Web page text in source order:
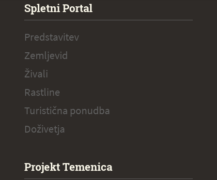
Spletni Portal
Predstavitev
Zemljevid
Živali
Rastline
Turistična ponudba
Doživetja
Projekt Temenica